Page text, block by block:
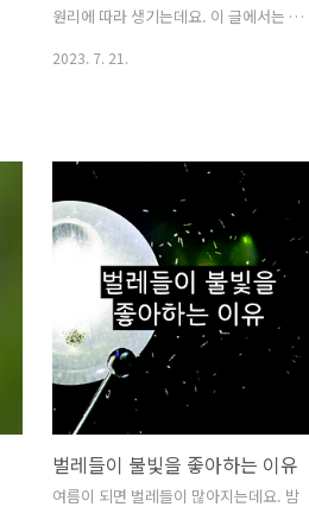
원리에 따라 생기는데요. 이 글에서는 장
을 이루고 비로 내리는 현상입니다. 이러
한 과정은 전 세계적으로 발생하지만, 장
마는 특히 아시아 지역에서 두드러지게
나타나는 현상인데요. 장마는 기본적으로
온도차가 큰 북태평양 고기압과 오호츠크
해 고기압 사이의 대기 흐름에 의해 발생
합니다. 오호츠크해는 겨울 동안 얼음으
로 덮여 있습니다. 그리고 봄이 되면 녹아
차가운 수온을 유지하여 온도가 대륙에
비해 낮습니다. 하지만 북태평양 고기압
점 북서태평양쪽..
2023. 7. 21.
벌레들이 불빛을 좋아하는 이유
여름이 되면 벌레들이 많아지는데요. 밤